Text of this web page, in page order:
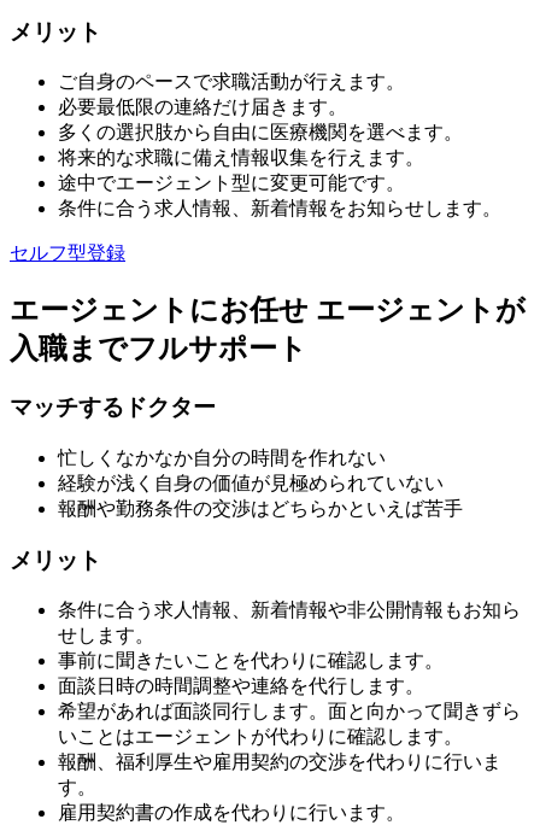
メリット
ご自身のペースで求職活動が行えます。
必要最低限の連絡だけ届きます。
多くの選択肢から自由に医療機関を選べます。
将来的な求職に備え情報収集を行えます。
途中でエージェント型に変更可能です。
条件に合う求人情報、新着情報をお知らせします。
セルフ型登録
エージェントにお任せ エージェントが
入職までフルサポート
マッチするドクター
忙しくなかなか自分の時間を作れない
経験が浅く自身の価値が見極められていない
報酬や勤務条件の交渉はどちらかといえば苦手
メリット
条件に合う求人情報、新着情報や非公開情報もお知ら
せします。
事前に聞きたいことを代わりに確認します。
面談日時の時間調整や連絡を代行します。
希望があれば面談同行します。面と向かって聞きずら
いことはエージェントが代わりに確認します。
報酬、福利厚生や雇用契約の交渉を代わりに行いま
す。
雇用契約書の作成を代わりに行います。